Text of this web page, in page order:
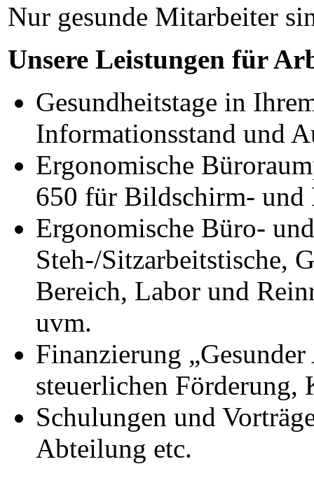
Nur gesunde Mitarbeiter
Unsere Leistungen für
Gesundheitstage in
Informationsstand und
Ergonomische
650 für Bildschirm- und
Ergonomische Büro-
Steh-/Sitzarbeitstische,
Bereich, Labor und
uvm.
Finanzierung
steuerlichen Förderung,
Schulungen und
Abteilung etc.